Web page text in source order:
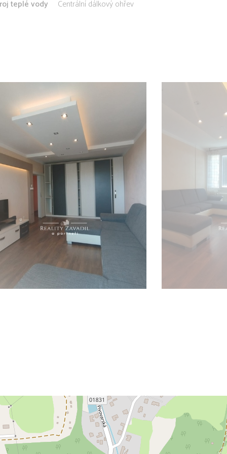
teplé vody Centrální dálkový ohřev